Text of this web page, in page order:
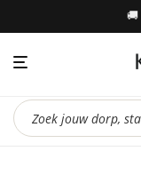
🚚
Producten
zoeken